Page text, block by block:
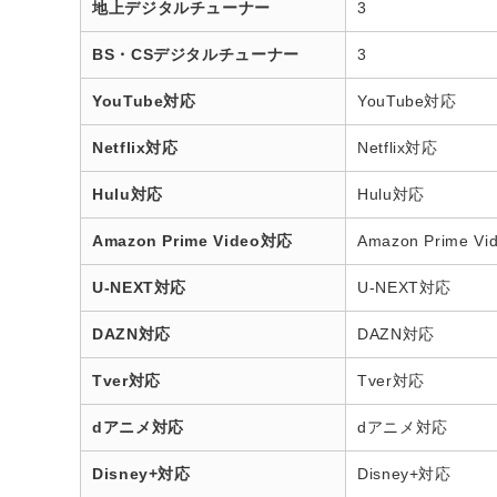
地上デジタルチューナー 3
BS・CSデジタルチューナー 3
YouTube対応 YouTube対応
Netflix対応 Netflix対応
Hulu対応 Hulu対応
Amazon Prime Video対応 Amazon Prime
U-NEXT対応 U-NEXT対応
DAZN対応 DAZN対応
Tver対応 Tver対応
dアニメ対応 dアニメ対応
Disney+対応 Disney+対応